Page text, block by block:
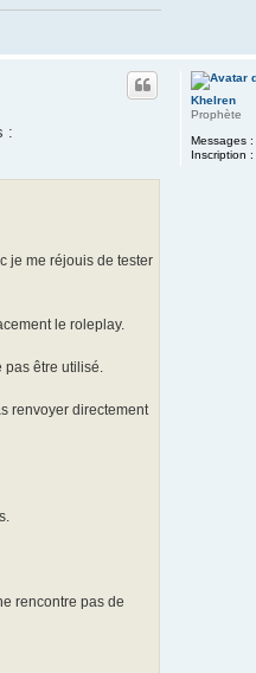
Khelren
Prophète
Messages :
Inscription :
:
je me réjouis de tester
le roleplay.
pas être utilisé.
renvoyer directement
rencontre pas de